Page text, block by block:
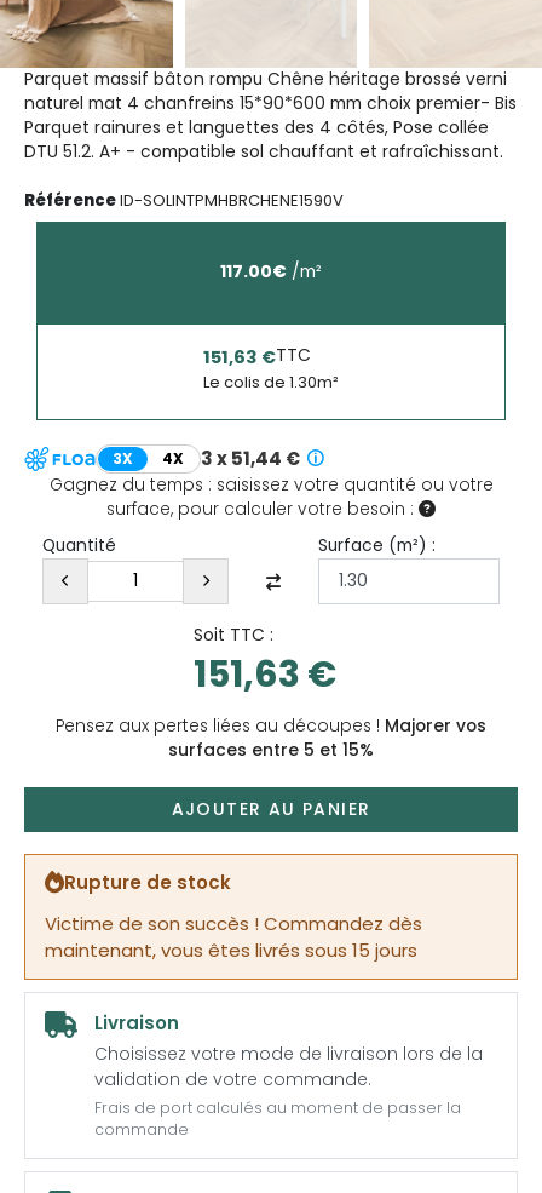
Parquet massif bâton rompu Chêne héritage brossé verni
naturel mat 4 chanfreins 15*90*600 mm choix premier- Bis
Parquet rainures et languettes des 4 côtés, Pose collée
DTU 51.2. A+ - compatible sol chauffant et rafraîchissant.
RéférenceID-SOLINTPMHBRCHENE1590V
117.00€ /m²
151,63 €TTC
Le colis de 1.30m²
3X 4X 3 x 51,44 €
Gagnez du temps : saisissez votre quantité ou votre
surface, pour calculer votre besoin :
Quantité
Surface (m²) :
Soit TTC :
151,63 €
Pensez aux pertes liées au découpes ! Majorer vos
surfaces entre 5 et 15%
AJOUTER AU PANIER
Rupture de stock
Victime de son succès ! Commandez dès
maintenant, vous êtes livrés sous 15 jours
Livraison
Choisissez votre mode de livraison lors de la
validation de votre commande.
Frais de port calculés au moment de passer la
commande